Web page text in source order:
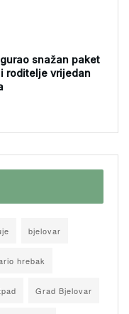
snažan paket
roditelje vrijedan
bjelovar
hrebak
Grad Bjelovar